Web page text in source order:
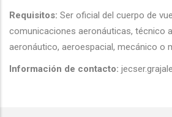
Requisitos: Ser oficial del cuerpo de
comunicaciones aeronáuticas, técnico
aeronáutico, aeroespacial, mecánico o
Información de contacto: